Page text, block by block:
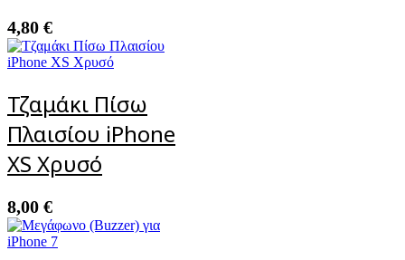
4,80 €
Τζαμάκι Πίσω
Πλαισίου iPhone
XS Χρυσό
8,00 €